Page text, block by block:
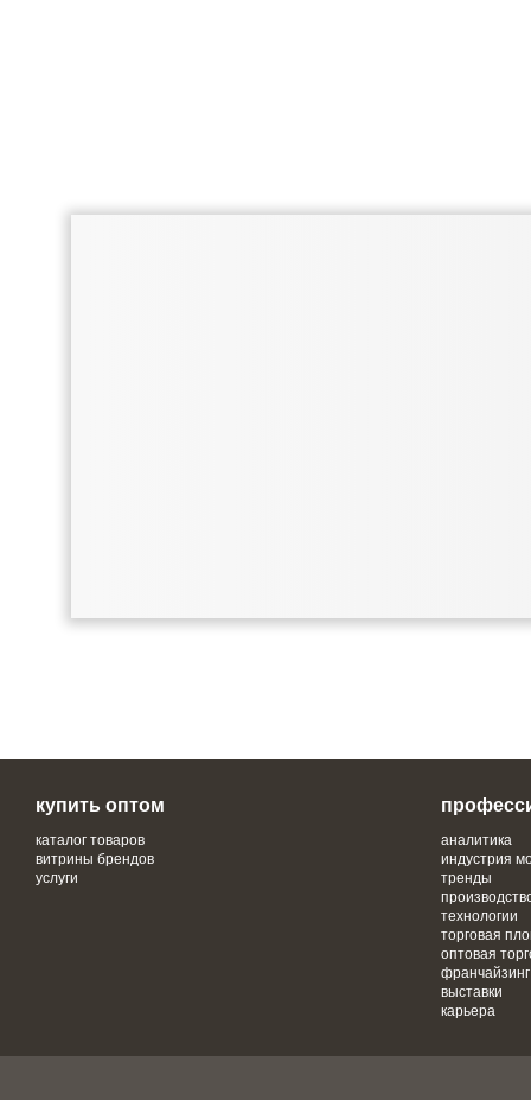
купить оптом
каталог товаров
витрины брендов
услуги
аналитика
индустрия
тренды
технологии
торговая
оптовая
франчайзинг
выставки
карьера